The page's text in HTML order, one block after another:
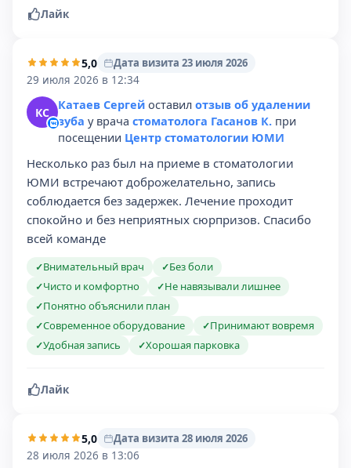
Лайк
5,0
Дата визита 23 июля 2026
29 июля 2026 в 12:34
КС Катаев Сергей оставил отзыв об удалении
зуба у врача стоматолога Гасанов К. при
посещении Центр стоматологии ЮМИ
Несколько раз был на приеме в стоматологии
ЮМИ встречают доброжелательно, запись
соблюдается без задержек. Лечение проходит
спокойно и без неприятных сюрпризов. Спасибо
всей команде
✓Внимательный врач ✓Без боли
✓Чисто и комфортно ✓Не навязывали лишнее
✓Понятно объяснили план
✓Современное оборудование ✓Принимают вовремя
✓Удобная запись ✓Хорошая парковка
Лайк
5,0
Дата визита 28 июля 2026
28 июля 2026 в 13:06